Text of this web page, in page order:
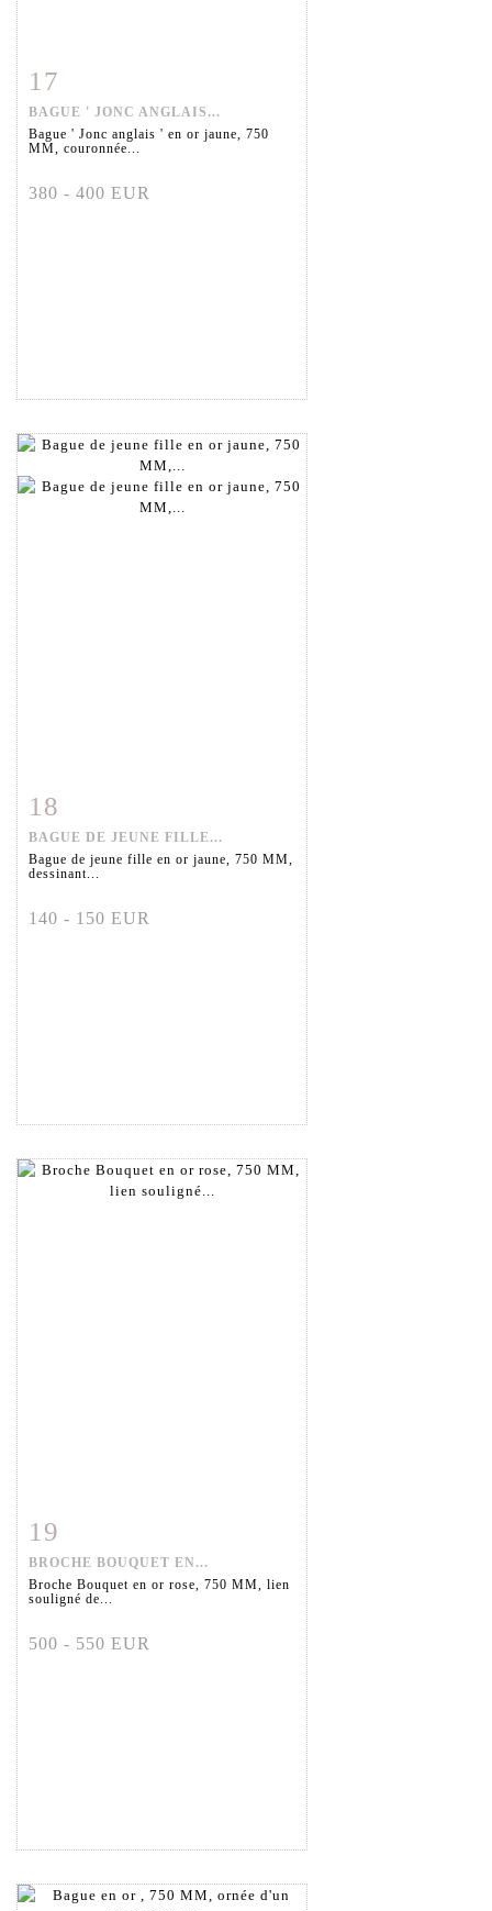
Fiche détaillée
17
BAGUE ' JONC ANGLAIS...
Bague ' Jonc anglais ' en or jaune, 750
MM, couronnée...
380 - 400 EUR
Fiche détaillée
18
BAGUE DE JEUNE FILLE...
Bague de jeune fille en or jaune, 750 MM,
dessinant...
140 - 150 EUR
Fiche détaillée
19
BROCHE BOUQUET EN...
Broche Bouquet en or rose, 750 MM, lien
souligné de...
500 - 550 EUR